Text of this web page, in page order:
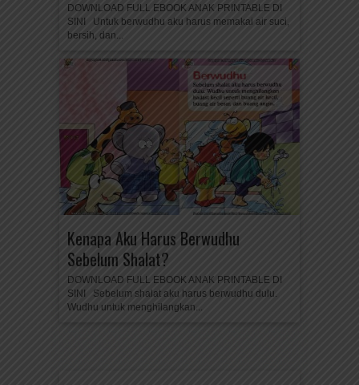
DOWNLOAD FULL EBOOK ANAK PRINTABLE DI
SINI Untuk berwudhu aku harus memakai air suci,
bersih, dan...
Kenapa Aku Harus Berwudhu
Sebelum Shalat?
DOWNLOAD FULL EBOOK ANAK PRINTABLE DI
SINI Sebelum shalat aku harus berwudhu dulu.
Wudhu untuk menghilangkan...